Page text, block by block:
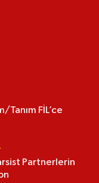
Tanım FİL’ce
Partnerlerin